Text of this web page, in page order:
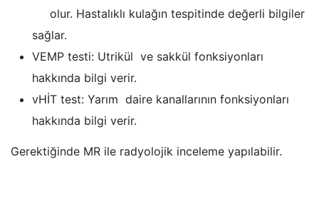
olur. Hastalıklı kulağın tespitinde değerli bilgiler
sağlar.
VEMP testi: Utrikül ve sakkül fonksiyonları
hakkında bilgi verir.
vHİT test: Yarım daire kanallarının fonksiyonları
hakkında bilgi verir.
Gerektiğinde MR ile radyolojik inceleme yapılabilir.